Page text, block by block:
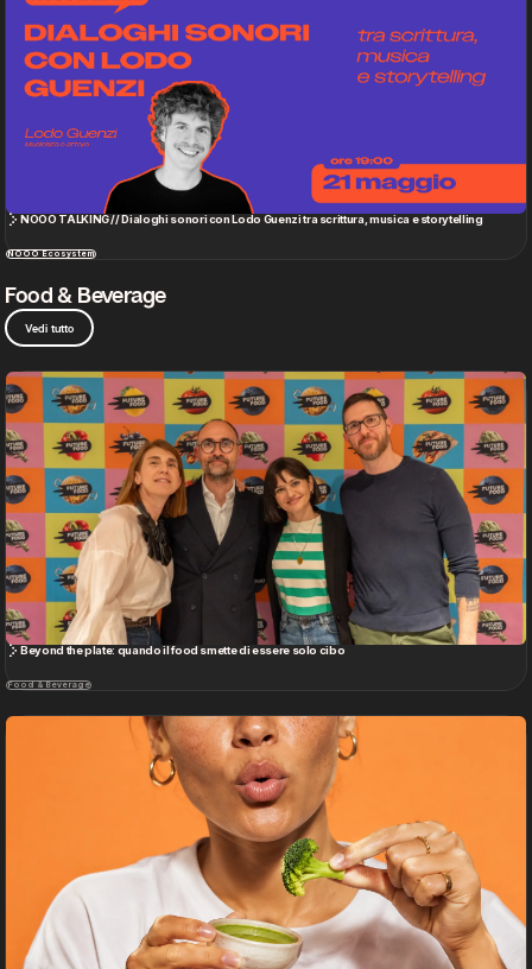
NOOO Ecosystem
Food & Beverage
Vedi tutto
Beyond the plate: quando il food smette di essere solo cibo
Food & Beverage
I nuovi trend del mondo food tra salute e piacere